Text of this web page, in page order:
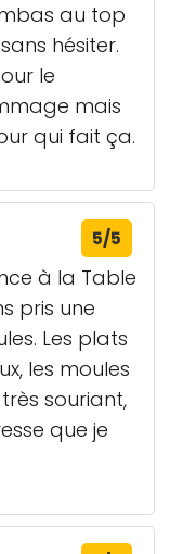
au top
hésiter.
le
mais
qui fait ça.
5/5
à la Table
pris une
Les plats
les moules
souriant,
que je